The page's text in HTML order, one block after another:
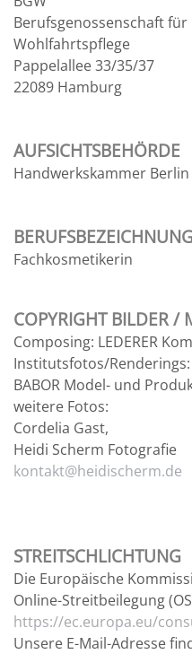
Berufsgenossenschaft
Wohlfahrtspflege
Pappelallee 33/35/37
22089 Hamburg
AUFSICHTSBEHÖRDE
Handwerkskammer Berlin
BERUFSBEZEICHNUNG
Fachkosmetikerin
COPYRIGHT BILDER /
Composing: LEDERER
Institutsfotos/Renderings:
BABOR Model- und
weitere Fotos:
Cordelia Gast,
Heidi Scherm Fotografie
kontakt@heidischerm.de
STREITSCHLICHTUNG
Die Europäische
Online-Streitbeilegung
https://ec.europa.eu/
Unsere E-Mail-Adresse